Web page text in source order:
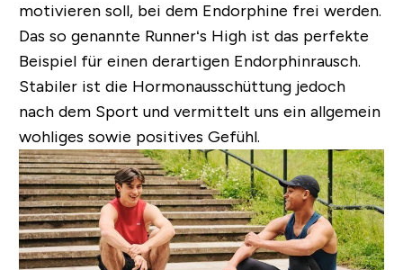
motivieren soll, bei dem Endorphine frei werden.
Das so genannte Runner‘s Highist das perfekte
Beispiel für einen derartigen Endorphinrausch.
Stabiler ist die Hormonausschüttung jedoch
nach dem Sport und vermittelt uns ein allgemein
wohliges sowie positives Gefühl.